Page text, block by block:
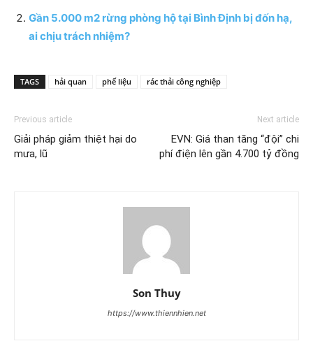
Gần 5.000 m2 rừng phòng hộ tại Bình Định bị đốn hạ,
ai chịu trách nhiệm?
TAGS hải quan phế liệu rác thải công nghiệp
Previous article
Giải pháp giảm thiệt hại do
mưa, lũ
Next article
EVN: Giá than tăng “đội” chi
phí điện lên gần 4.700 tỷ đồng
Son Thuy
https://www.thiennhien.net